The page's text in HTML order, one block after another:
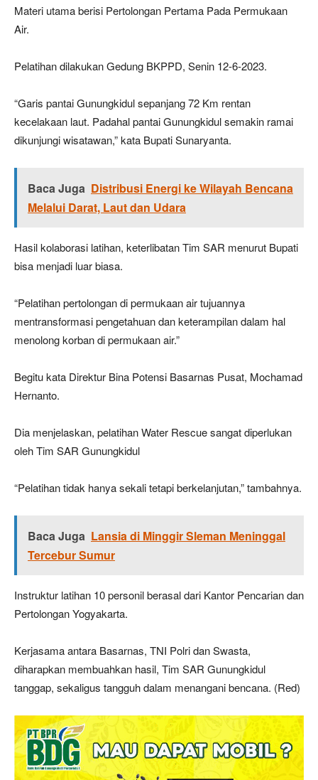
Materi utama berisi Pertolongan Pertama Pada Permukaan
Air.
Pelatihan dilakukan Gedung BKPPD, Senin 12-6-2023.
“Garis pantai Gunungkidul sepanjang 72 Km rentan
kecelakaan laut. Padahal pantai Gunungkidul semakin ramai
dikunjungi wisatawan,” kata Bupati Sunaryanta.
Baca Juga Distribusi Energi ke Wilayah Bencana
Melalui Darat, Laut dan Udara
Hasil kolaborasi latihan, keterlibatan Tim SAR menurut Bupati
bisa menjadi luar biasa.
“Pelatihan pertolongan di permukaan air tujuannya
mentransformasi pengetahuan dan keterampilan dalam hal
menolong korban di permukaan air.”
Begitu kata Direktur Bina Potensi Basarnas Pusat, Mochamad
Hernanto.
Dia menjelaskan, pelatihan Water Rescue sangat diperlukan
oleh Tim SAR Gunungkidul
“Pelatihan tidak hanya sekali tetapi berkelanjutan,” tambahnya.
Baca Juga Lansia di Minggir Sleman Meninggal
Tercebur Sumur
Instruktur latihan 10 personil berasal dari Kantor Pencarian dan
Pertolongan Yogyakarta.
Kerjasama antara Basarnas, TNI Polri dan Swasta,
diharapkan membuahkan hasil, Tim SAR Gunungkidul
tanggap, sekaligus tangguh dalam menangani bencana. (Red)